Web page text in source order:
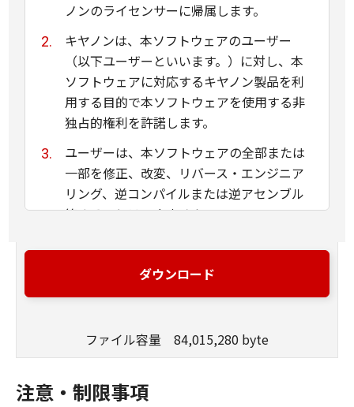
ノンのライセンサーに帰属します。
キヤノンは、本ソフトウェアのユーザー
（以下ユーザーといいます。）に対し、本
ソフトウェアに対応するキヤノン製品を利
用する目的で本ソフトウェアを使用する非
独占的権利を許諾します。
ユーザーは、本ソフトウェアの全部または
一部を修正、改変、リバース・エンジニア
リング、逆コンパイルまたは逆アセンブル
等することはできません。
ン株式会社およびキヤノンのライセンサー
は、本ソフトウェアがユーザーの特定の目
がないこと、その他本ソフトウェアに関し
キヤノン、キヤノンマーケティングジャパ
ダウンロード
ファイル容量 84,015,280 byte
注意・制限事項